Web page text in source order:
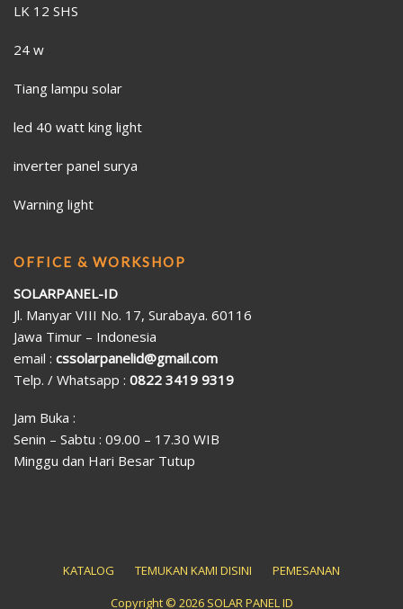
LK 12 SHS
24 w
Tiang lampu solar
led 40 watt king light
inverter panel surya
Warning light
OFFICE & WORKSHOP
SOLARPANEL-ID
Jl. Manyar VIII No. 17, Surabaya. 60116
Jawa Timur – Indonesia
email : cssolarpanelid@gmail.com
Telp. / Whatsapp : 0822 3419 9319
Jam Buka :
Senin – Sabtu : 09.00 – 17.30 WIB
Minggu dan Hari Besar Tutup
KATALOG TEMUKAN KAMI DISINI
PEMESANAN
Copyright © 2026 SOLAR PANEL ID